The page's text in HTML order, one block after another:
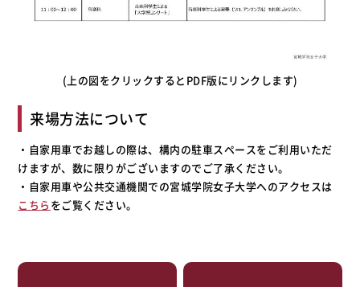
(上の図をクリックするとPDF版にリンクします)
来場方法について
・自家用車でお越しの際は、構内の駐車スペースをご利用いただ
けますが、数に限りがございますのでご了承ください。
・自家用車や公共交通機関での宮城学院女子大学へのアクセスは
こちら をご覧ください。